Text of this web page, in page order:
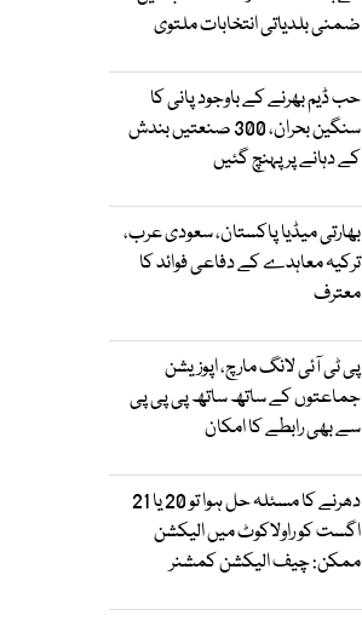
ضمنی بلدیاتی انتخابات ملتوی
حب ڈیم بھرنے کے باوجود پانی کا
سنگین بحران، 300 صنعتیں بندش
کے دہانے پر پہنچ گئیں
بھارتی میڈیا پاکستان، سعودی عرب،
ترکیہ معاہدے کے دفاعی فوائد کا
معترف
پی ٹی آئی لانگ مارچ، اپوزیشن
جماعتوں کے ساتھ ساتھ پی پی پی
سے بھی رابطے کا امکان
دھرنے کا مسئلہ حل ہوا تو 20 یا 21
اگست کو راولاکوٹ میں الیکشن
ممکن: چیف الیکشن کمشنر